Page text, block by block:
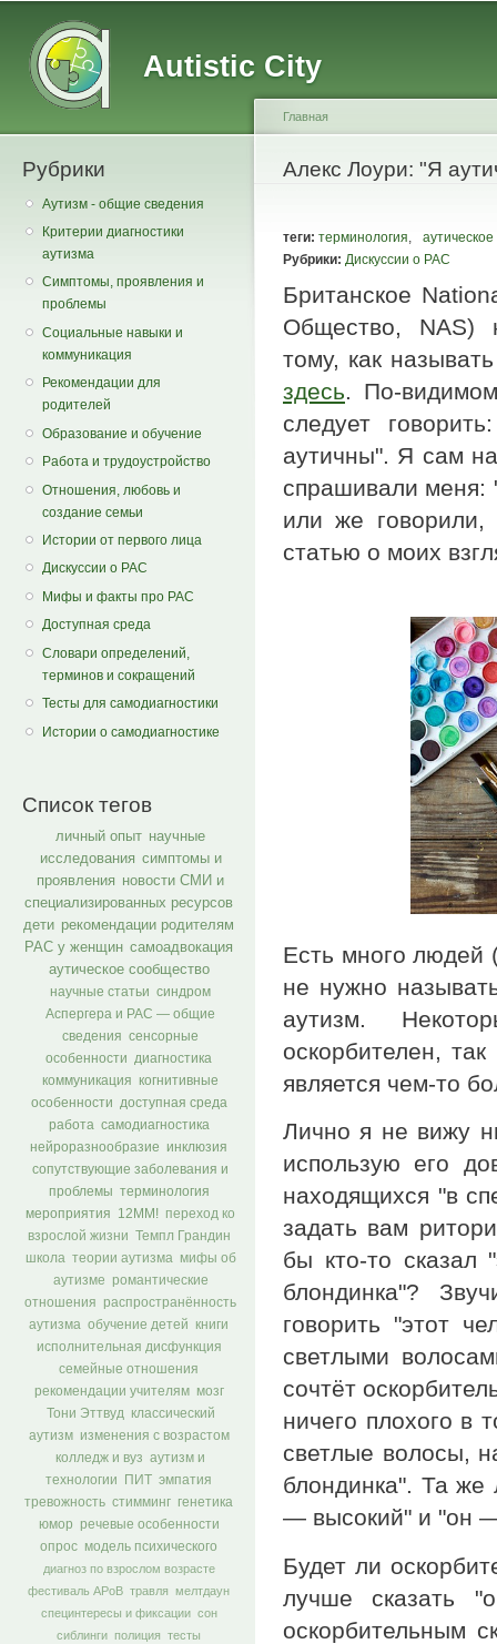
Autistic City
Рубрики
Аутизм - общие сведения
Критерии диагностики
аутизма
Симптомы, проявления и
проблемы
Социальные навыки и
коммуникация
Рекомендации для
родителей
Образование и обучение
Работа и трудоустройство
Отношения, любовь и
создание семьи
Истории от первого лица
Дискуссии о РАС
Мифы и факты про РАС
Доступная среда
Словари определений,
терминов и сокращений
Тесты для самодиагностики
Истории о самодиагностике
Список тегов
личный опыт научные
исследования симптомы и
проявления новости СМИ и
специализированных ресурсов
дети рекомендации родителям
РАС у женщин самоадвокация
аутическое сообщество
научные статьи синдром
Аспергера и РАС — общие
сведения сенсорные
особенности диагностика
коммуникация когнитивные
особенности доступная среда
работа самодиагностика
нейроразнообразие инклюзия
сопутствующие заболевания и
проблемы терминология
мероприятия 12ММ! переход ко
взрослой жизни
Темпл Грандин
школа теории аутизма
мифы об
аутизме
романтические
отношения
распространённость
аутизма обучение детей
книги
исполнительная дисфункция
семейные отношения
рекомендации учителям
мозг
Тони Эттвуд
классический
аутизм
изменения с возрастом
колледж и вуз аутизм и
технологии
ПИТ
эмпатия
тревожность стимминг генетика
юмор
речевые особенности
опрос модель психического
диагноз по взрослом возрасте
фестиваль АРоВ травля мелтдаун
специнтересы и фиксации сон
сиблинги полиция тесты
You are here
Главная
Алекс Лоури: "Я
теги: терминология
Рубрики: Дискуссии о РАС
Британское
Общество, NAS)
тому, как
здесь. По-
следует
аутичны". Я сам
спрашивали меня:
или же
статью о моих
Есть много людей
не нужно
аутизм.
оскорбителен,
является чем-то
Лично я не вижу
использую его
находящихся "в
задать вам
бы кто-то
блондинка"?
говорить "этот
светлыми
сочтёт
ничего плохого в
светлые волосы,
блондинка". Та
— высокий" и "он —
Будет ли
лучше сказать
оскорбительным